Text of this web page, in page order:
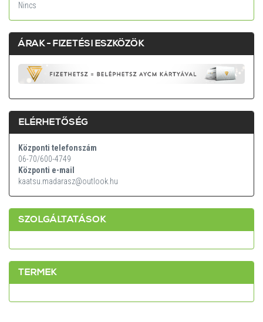
Nincs
ÁRAK - FIZETÉSI ESZKÖZÖK
ELÉRHETŐSÉG
Központi telefonszám
06-70/600-4749
Központi e-mail
kaatsu.madarasz@outlook.hu
SZOLGÁLTATÁSOK
TERMEK